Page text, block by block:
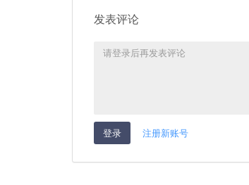
发表评论
登录 注册新账号